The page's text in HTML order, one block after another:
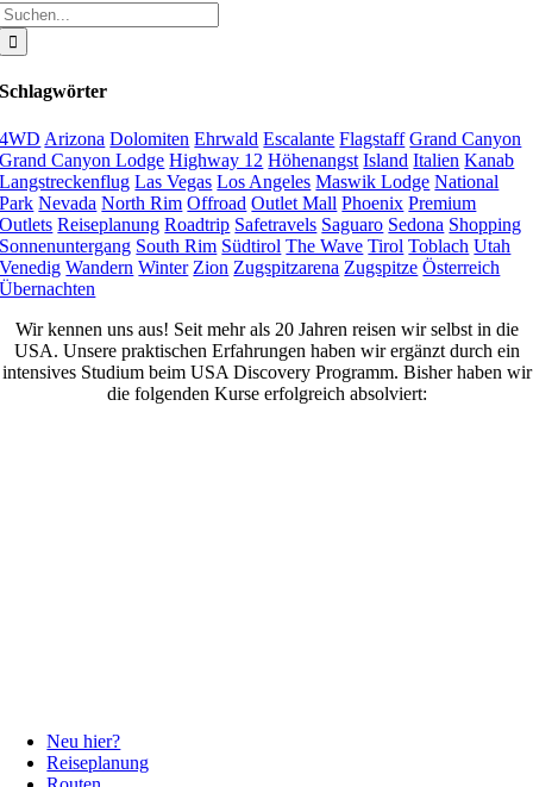
Schlagwörter
4WD Arizona Dolomiten Ehrwald Escalante Flagstaff Grand Canyon
Grand Canyon Lodge Highway 12 Höhenangst Island Italien Kanab
Langstreckenflug Las Vegas Los Angeles Maswik Lodge National
Park Nevada North Rim Offroad Outlet Mall Phoenix Premium
Outlets Reiseplanung Roadtrip Safetravels Saguaro Sedona Shopping
Sonnenuntergang South Rim Südtirol The Wave Tirol Toblach Utah
Venedig Wandern Winter Zion Zugspitzarena Zugspitze Österreich
Übernachten
Wir kennen uns aus! Seit mehr als 20 Jahren reisen wir selbst in die
USA. Unsere praktischen Erfahrungen haben wir ergänzt durch ein
intensives Studium beim USA Discovery Programm. Bisher haben wir
die folgenden Kurse erfolgreich absolviert:
Neu hier?
Reiseplanung